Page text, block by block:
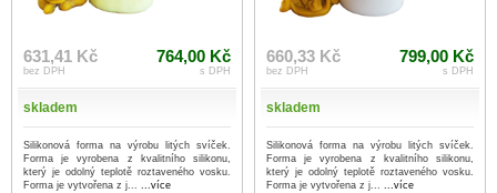
631,41 Kč
bez DPH
764,00 Kč
s DPH
skladem
Silikonová forma na výrobu litých svíček.
Forma je vyrobena z kvalitního silikonu,
který je odolný teplotě roztaveného vosku.
Forma je vytvořena z j... ...více
660,33 Kč
bez DPH
799,00 Kč
s DPH
skladem
Silikonová forma na výrobu litých svíček.
Forma je vyrobena z kvalitního silikonu,
který je odolný teplotě roztaveného vosku.
Forma je vytvořena z j... ...více